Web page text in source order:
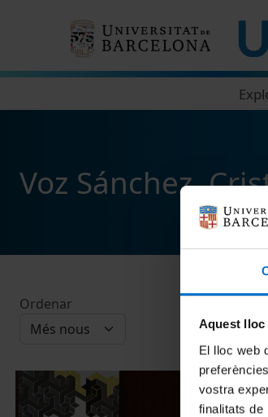
Aquest lloc
El lloc web
vostra
finalitats de
Voz Sánchez,
Ordenar